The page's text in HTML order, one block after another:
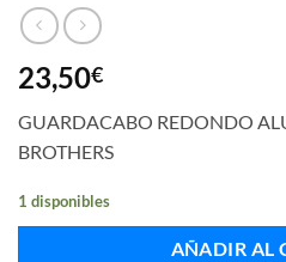
23,50€
GUARDACABO REDONDO
BROTHERS
1 disponibles
AÑADIR AL